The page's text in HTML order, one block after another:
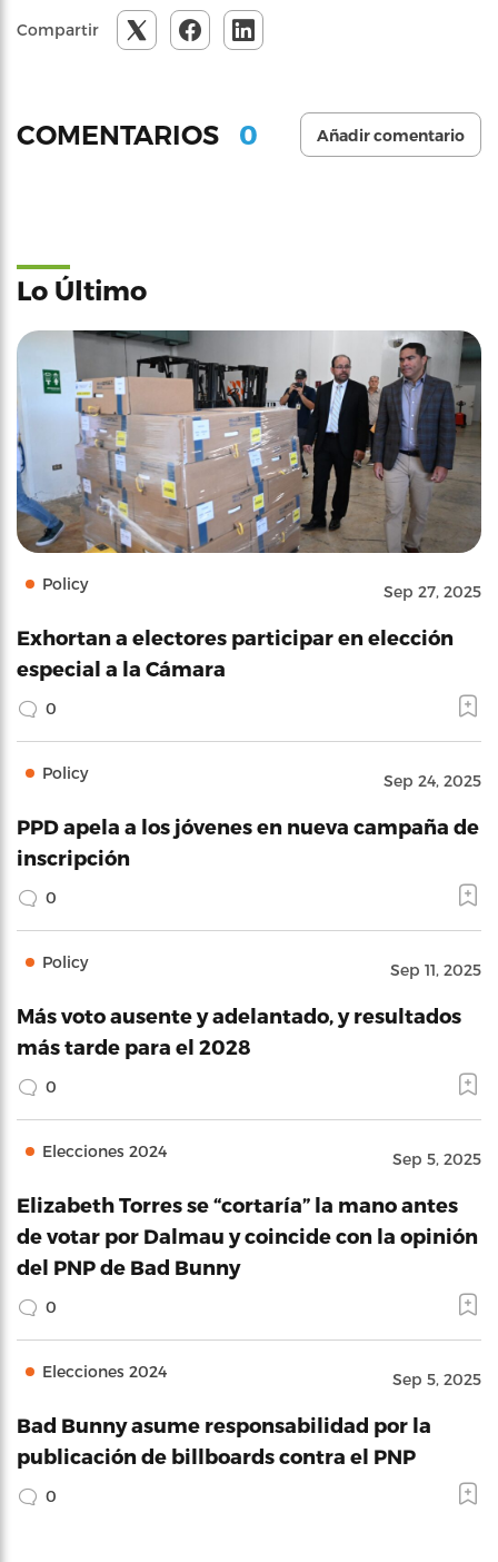
Compartir
COMENTARIOS 0 Añadir comentario
Lo Último
Policy Sep 27, 2025
Exhortan a electores participar en elección
especial a la Cámara
0
Policy Sep 24, 2025
PPD apela a los jóvenes en nueva campaña de
inscripción
0
Policy Sep 11, 2025
Más voto ausente y adelantado, y resultados
más tarde para el 2028
0
Elecciones 2024 Sep 5, 2025
Elizabeth Torres se “cortaría” la mano antes
de votar por Dalmau y coincide con la opinión
del PNP de Bad Bunny
0
Elecciones 2024 Sep 5, 2025
Bad Bunny asume responsabilidad por la
publicación de billboards contra el PNP
0